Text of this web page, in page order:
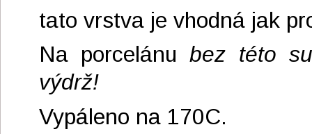
tato vrstva je vhodná jak
Na porcelánu bez této
výdrž!
Vypáleno na 170C.